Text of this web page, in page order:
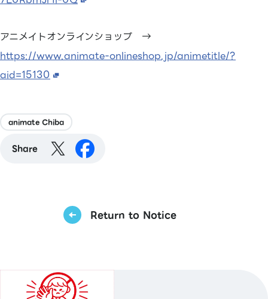
アニメイトオンラインショップ →
https://www.animate-onlineshop.jp/animetitle/?
aid=15130
animate Chiba
Share
Return to Notice